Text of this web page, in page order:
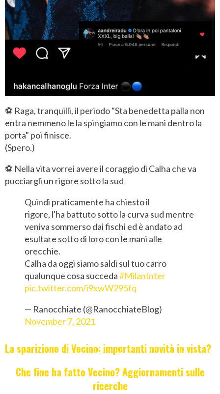
⚽ Raga, tranquilli, il periodo "Sta benedetta palla non
entra nemmeno le la spingiamo con le mani dentro la
porta" poi finisce.
(Spero.)
⚽ Nella vita vorrei avere il coraggio di Calha che va
pucciargli un rigore sotto la sud
Quindi praticamente ha chiesto il
rigore, l'ha battuto sotto la curva sud mentre
veniva sommerso dai fischi ed è andato ad
esultare sotto di loro con le mani alle
orecchie.
Calha da oggi siamo saldi sul tuo carro
qualunque cosa succeda#MilanInter
pic.twitter.com/i9xwW295fq
— Ranocchiate (@RanocchiateBlog)
November 7, 2021
La sparizione di Vecino: importanti novità in vista?
Che fine ha fatto Vecino? Aggiornamenti sulle
ricerche